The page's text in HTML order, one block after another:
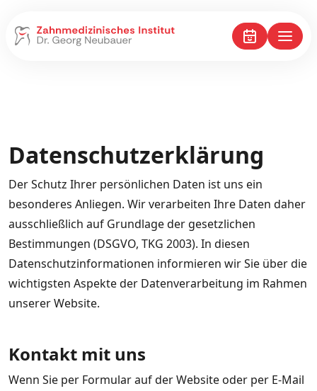
Datenschutzerklärung
Der Schutz Ihrer persönlichen Daten ist uns ein
besonderes Anliegen. Wir verarbeiten Ihre Daten daher
ausschließlich auf Grundlage der gesetzlichen
Bestimmungen (DSGVO, TKG 2003). In diesen
Datenschutzinformationen informieren wir Sie über die
wichtigsten Aspekte der Datenverarbeitung im Rahmen
unserer Website.
Kontakt mit uns
Wenn Sie per Formular auf der Website oder per E-Mail